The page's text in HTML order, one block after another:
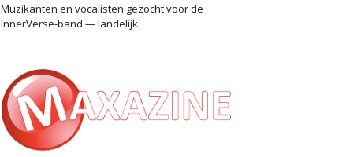
Muzikanten en vocalisten gezocht voor de
InnerVerse-band — landelijk